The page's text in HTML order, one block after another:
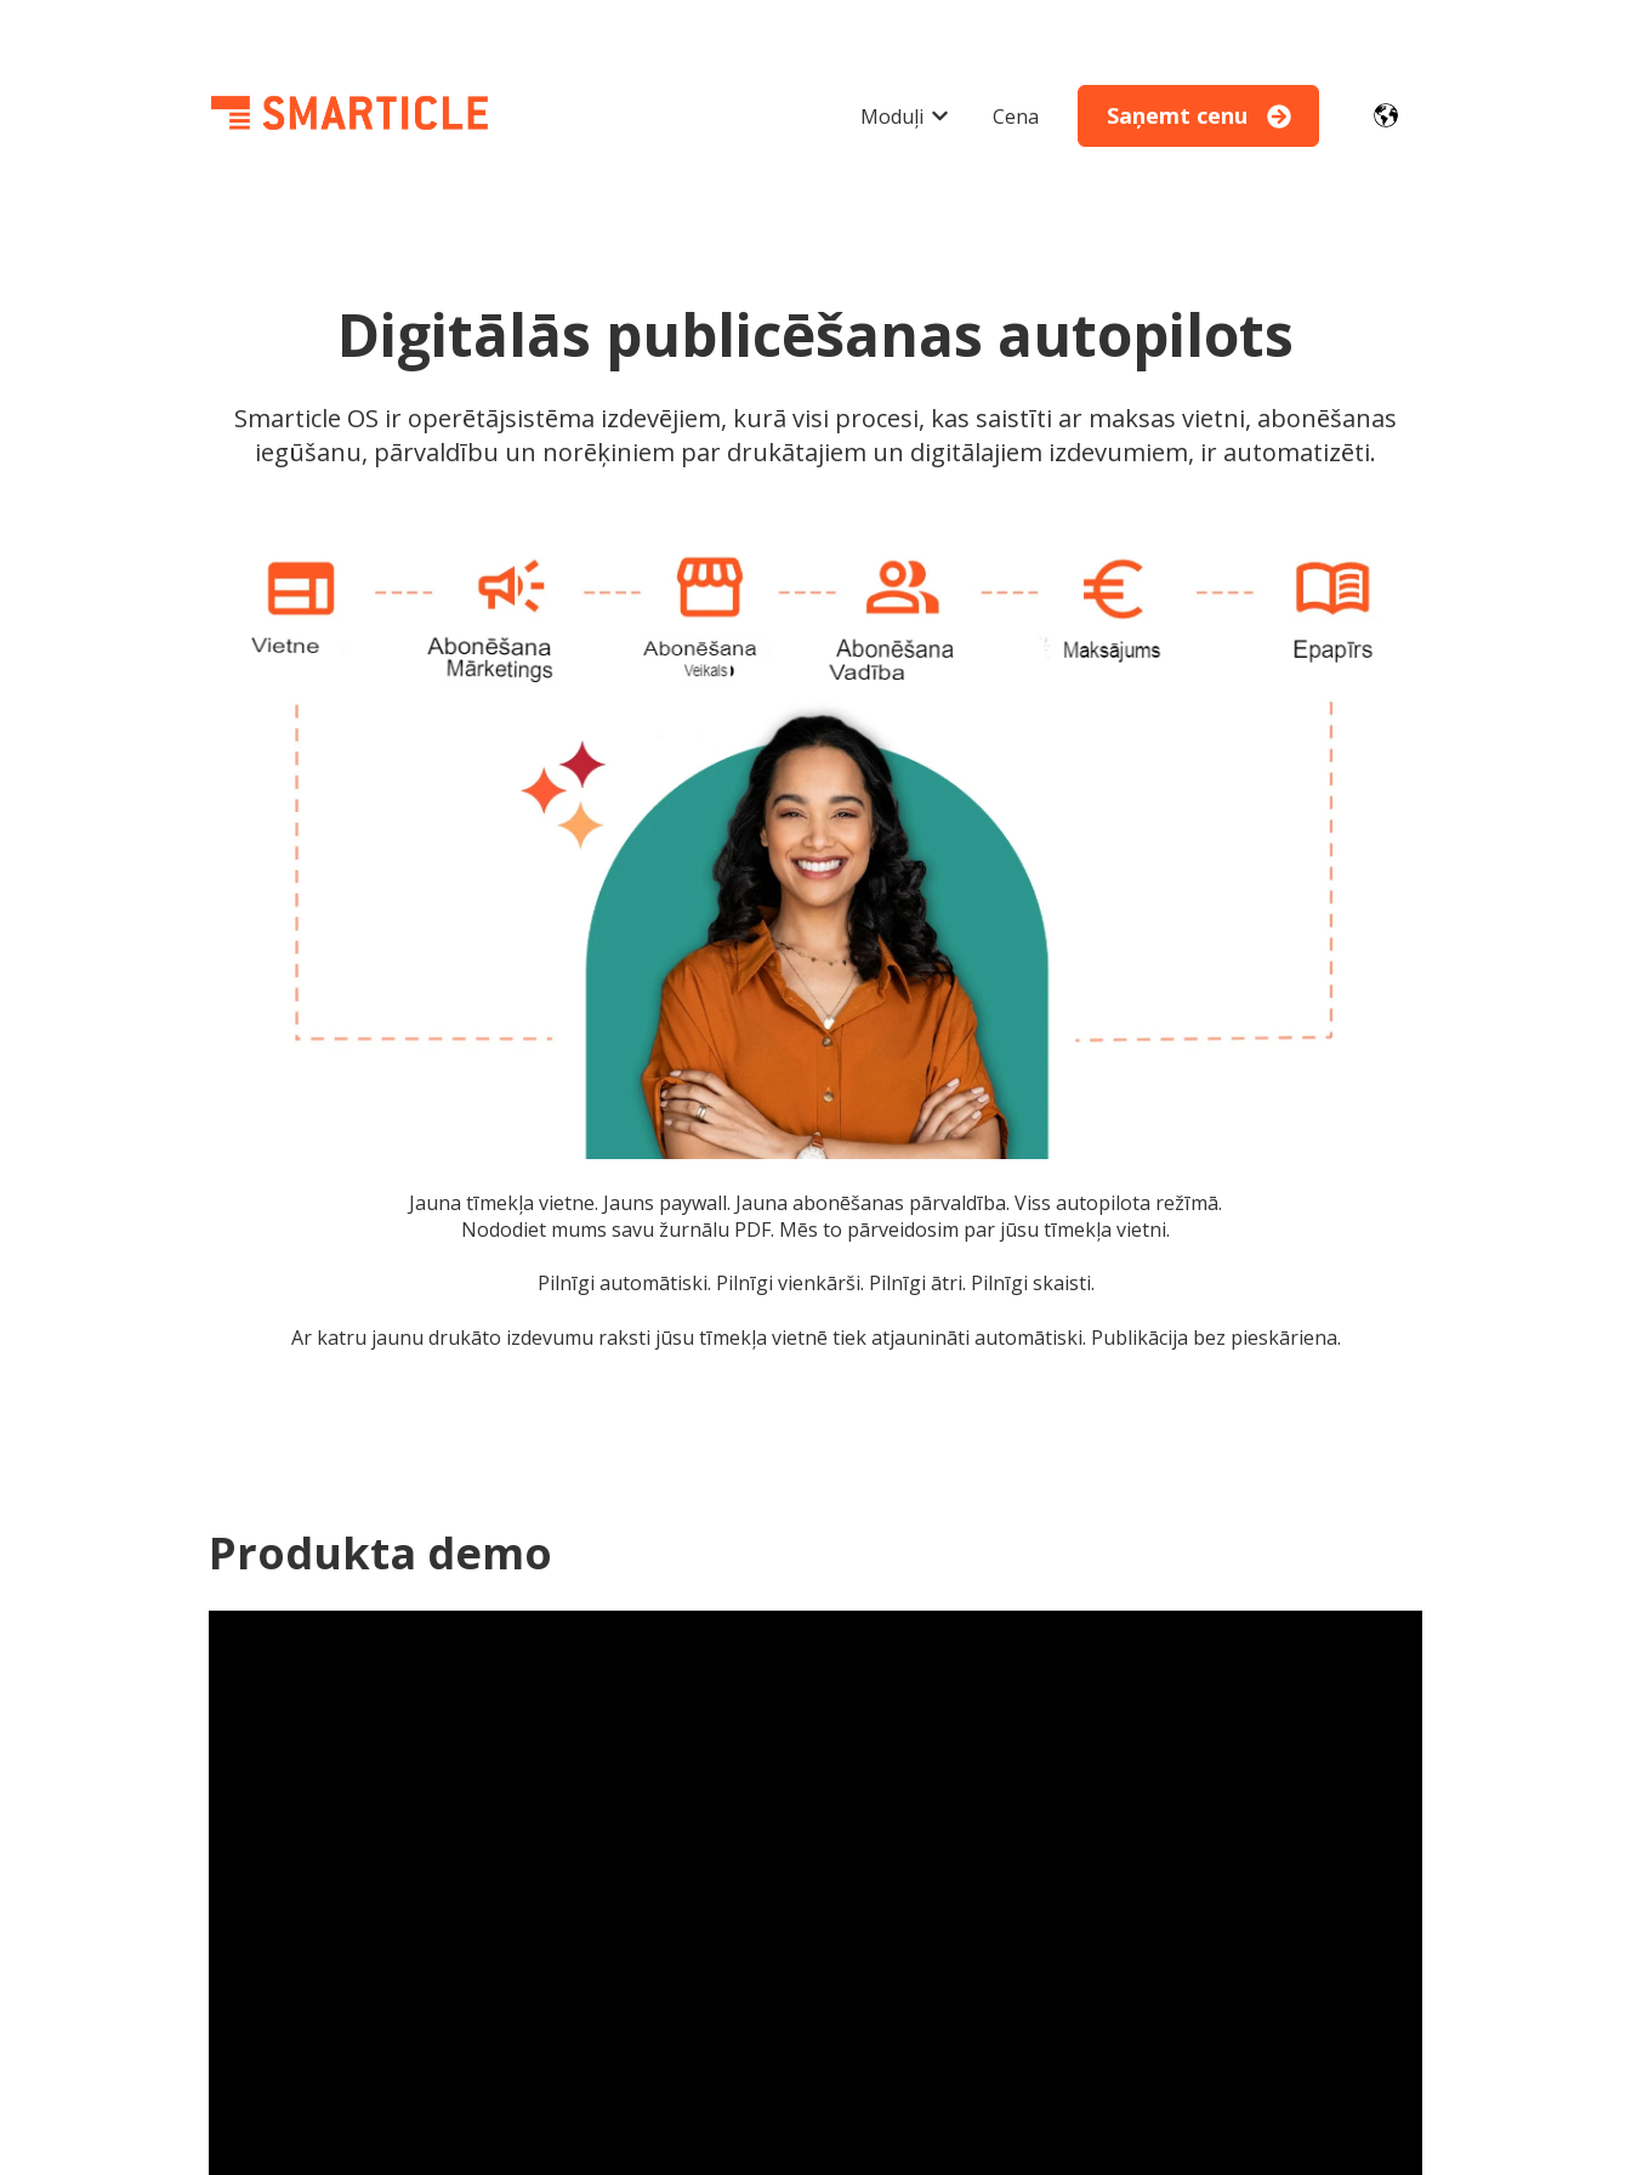
Moduļi Show submenu for Moduļi
Cena Saņemt cenu
Digitālās publicēšanas autopilots
Smarticle OS ir operētājsistēma izdevējiem, kurā visi procesi, kas saistīti ar maksas vietni, abonēšanas
iegūšanu, pārvaldību un norēķiniem par drukātajiem un digitālajiem izdevumiem, ir automatizēti.
Jauna tīmekļa vietne. Jauns paywall. Jauna abonēšanas pārvaldība. Viss autopilota režīmā.
Nododiet mums savu žurnālu PDF. Mēs to pārveidosim par jūsu tīmekļa vietni.
Pilnīgi automātiski. Pilnīgi vienkārši. Pilnīgi ātri. Pilnīgi skaisti.
Ar katru jaunu drukāto izdevumu raksti jūsu tīmekļa vietnē tiek atjaunināti automātiski. Publikācija bez pieskāriena.
Produkta demo